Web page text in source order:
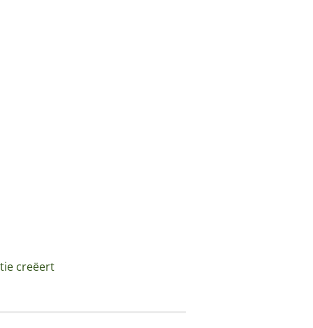
creëert